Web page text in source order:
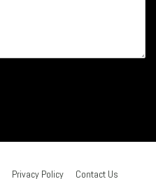
Privacy Policy Contact Us